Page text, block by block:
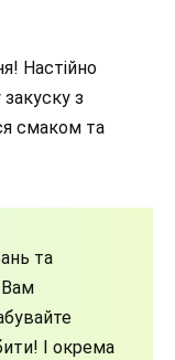
Настійно
з
смаком та
та
Вам
І окрема